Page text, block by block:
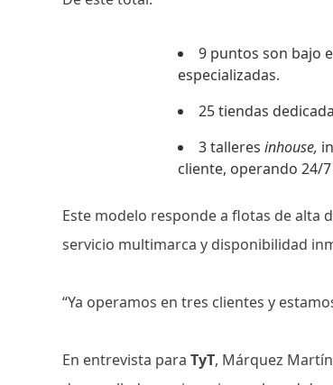
9 puntos son bajo
especializadas.
25 tiendas
3 talleres inhouse,
cliente, operando 24/
Este modelo responde a flotas de alta
servicio multimarca y disponibilidad
“Ya operamos en tres clientes y
En entrevista paraTyT, Márquez